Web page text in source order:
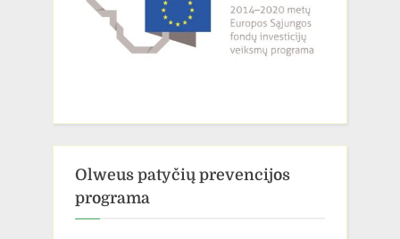
Olweus patyčių prevencijos
programa